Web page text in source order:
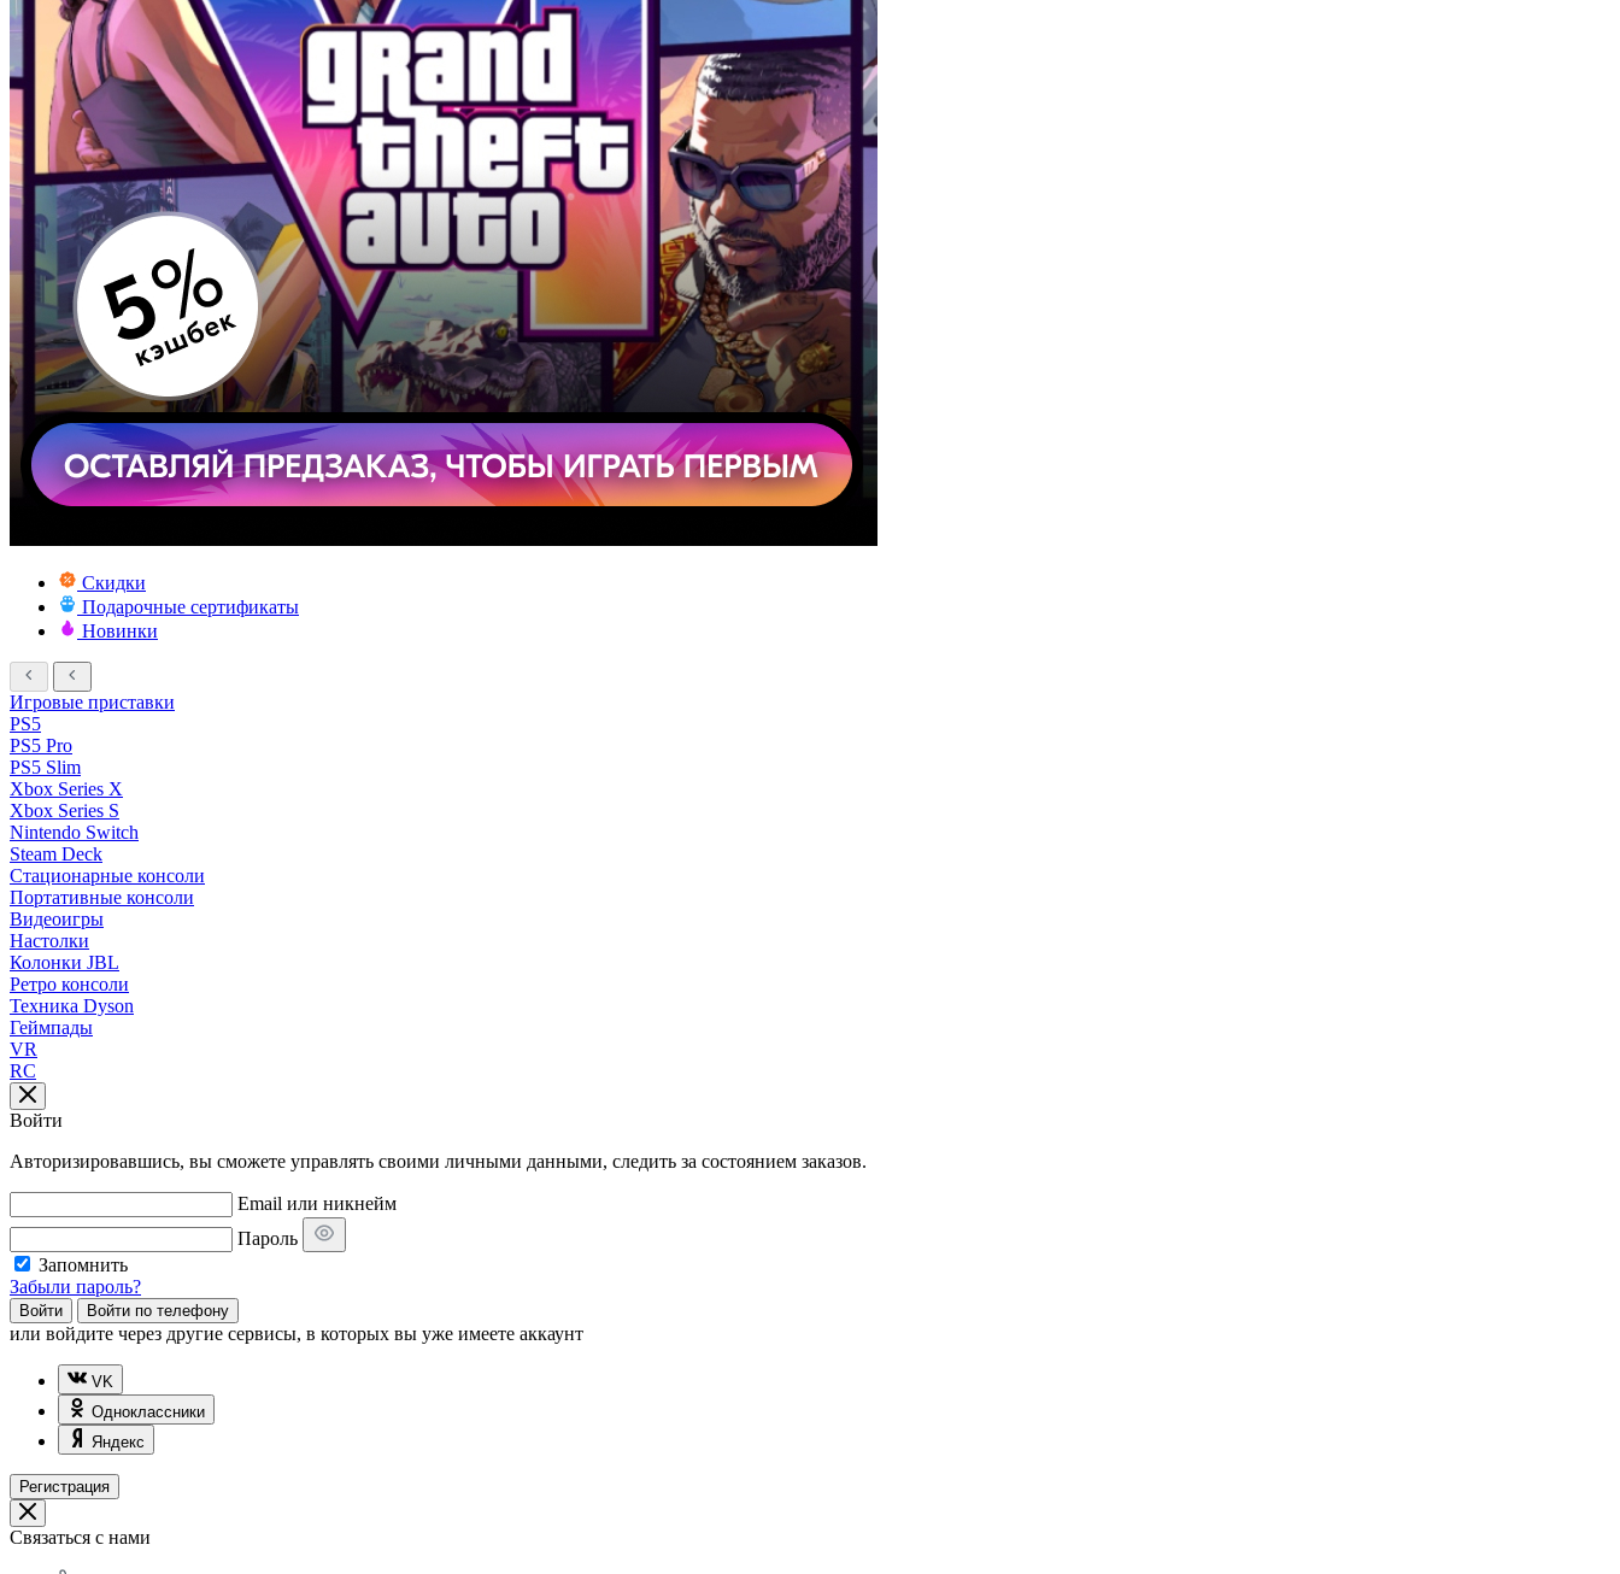
Скидки
Подарочные сертификаты
Новинки
Игровые приставки
PS5
PS5 Pro
PS5 Slim
Xbox Series X
Xbox Series S
Nintendo Switch
Steam Deck
Стационарные консоли
Портативные консоли
Видеоигры
Настолки
Колонки JBL
Ретро консоли
Техника Dyson
Геймпады
VR
RC
Войти
Авторизировавшись, вы сможете управлять своими личными данными, следить за состоянием заказов.
Email или никнейм
Пароль
Запомнить
Забыли пароль?
Войти Войти по телефону
или войдите через другие сервисы, в которых вы уже имеете аккаунт
VK
Одноклассники
Яндекс
Регистрация
Связаться с нами